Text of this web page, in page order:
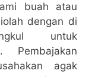
buah atau
dengan di
untuk
Pembajakan
agak